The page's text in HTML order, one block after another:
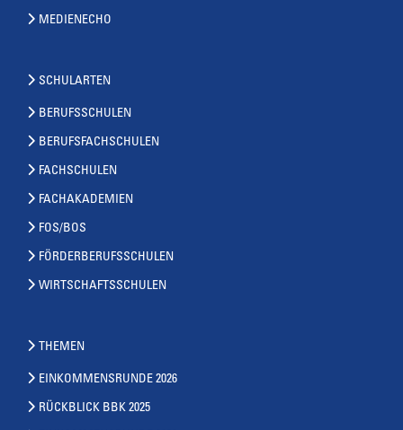
MEDIENECHO
SCHULARTEN
BERUFSSCHULEN
BERUFSFACHSCHULEN
FACHSCHULEN
FACHAKADEMIEN
FOS/BOS
FÖRDERBERUFSSCHULEN
WIRTSCHAFTSSCHULEN
THEMEN
EINKOMMENSRUNDE 2026
RÜCKBLICK BBK 2025